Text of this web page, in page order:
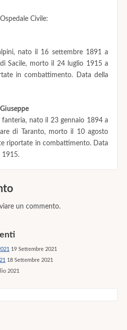
Civile:
nato il 16 settembre 1891 a
Sacile, morto il 24 luglio 1915 a
in combattimento. Data della
fanteria, nato il 23 gennaio 1894 a
di Taranto, morto il 10 agosto
riportate in combattimento. Data
1915.
un commento.
19 Settembre 2021
18 Settembre 2021
2021